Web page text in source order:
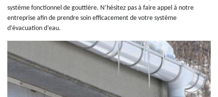
système fonctionnel de gouttière. N’hésitez pas à faire appel à notre
entreprise afin de prendre soin efficacement de votre système
d’évacuation d’eau.